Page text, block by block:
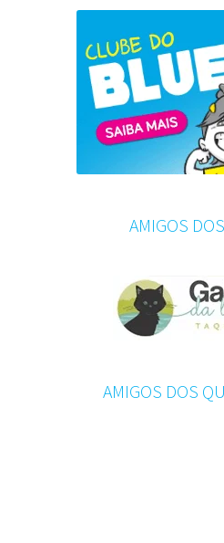
AMIGOS
AMIGOS DOS